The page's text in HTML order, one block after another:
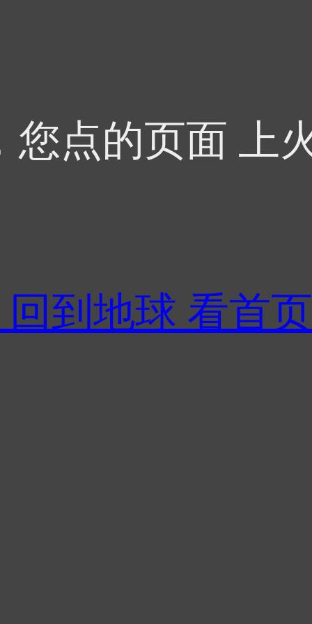
您点的页面 上
到地球 看首